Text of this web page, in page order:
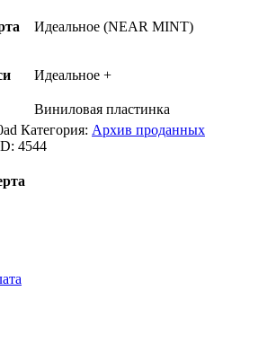
Идеальное (NEAR MINT)
Идеальное +
Виниловая пластинка
Категория: Архив проданных
4544